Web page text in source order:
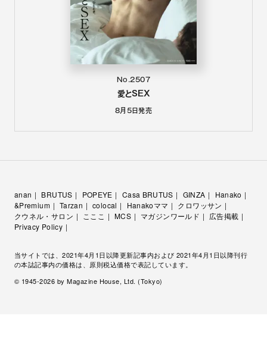
No.2507
愛とSEX
8月5日発売
anan BRUTUS POPEYE Casa BRUTUS GINZA
Hanako
&Premium
Tarzan colocal Hanakoママ
クロワッサン
クウネル・サロン
こここ MCS マガジンワールド
広告掲載
Privacy Policy
当サイトでは、2021年4月1日以降更新記事内および 2021年4月1日以降刊行
の本誌記事内の価格は、原則税込価格で表記しています。
© 1945-2026 by Magazine House, Ltd. (Tokyo)